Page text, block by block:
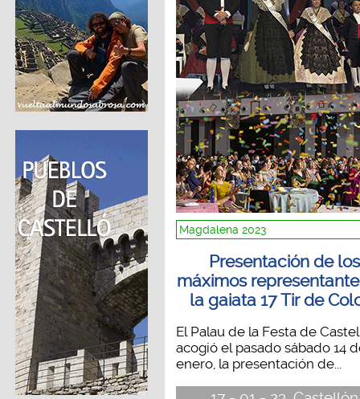
Magdalena 2023
Presentación de los
máximos
la gaiata 17 Tir de
El Palau de la Festa de
acogió el pasado sábado 14
enero, la presentación de...